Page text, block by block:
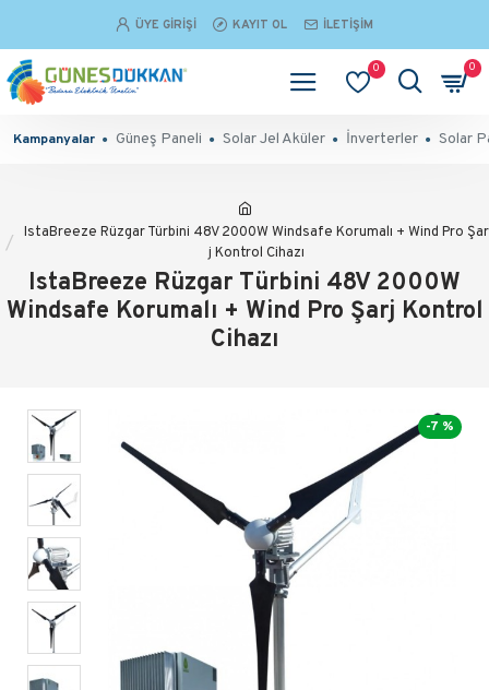
ÜYE GIRIŞI KAYIT OL İLETIŞIM
0 0
Kampanyalar Güneş Paneli Solar Jel Aküler İnverterler Solar
IstaBreeze Rüzgar Türbini 48V 2000W Windsafe Korumalı + Wind Pro Şar
j Kontrol Cihazı
IstaBreeze Rüzgar Türbini 48V 2000W
Windsafe Korumalı + Wind Pro Şarj Kontrol
Cihazı
-7 %